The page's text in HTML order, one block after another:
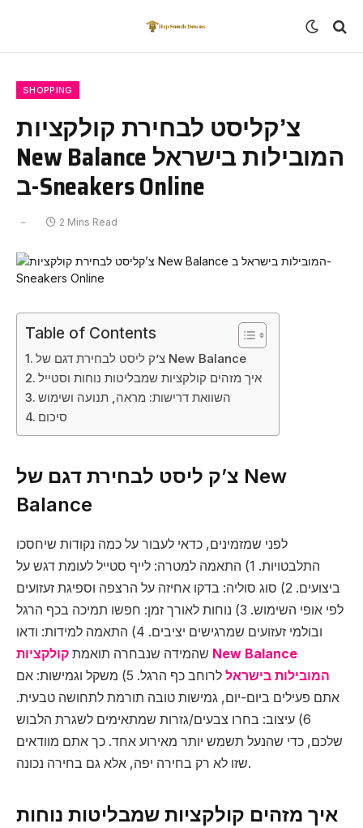
SHOPPING
צ’קליסט לבחירת קולקציות
New Balance המובילות בישראל
ב-Sneakers Online
2 Mins Read
Table of Contents
צ’ק ליסט לבחירת דגם של New Balance
איך מזהים קולקציות שמבליטות נוחות וסטייל
השוואת דרישות: מראה, תנועה ושימוש
סיכום
צ’ק ליסט לבחירת דגם של New
Balance
לפני שמזמינים, כדאי לעבור על כמה נקודות שיחסכו
התלבטויות. 1) התאמה למטרה: לייף סטייל לעומת דגש על
ביצועים. 2) סוג סוליה: בדקו אחיזה על הרצפה וספיגת זעזועים
לפי אופי השימוש. 3) נוחות לאורך זמן: חפשו תמיכה בכף הרגל
ובולמי זעזועים שמרגישים יציבים. 4) התאמה למידות: ודאו
שהמידה שנבחרה תואמת קולקציות New Balance
המובילות בישראל
לרוחב כף הרגל. 5) משקל וגמישות: אם
אתם פעילים ביום-יום, גמישות טובה תורמת לתחושה טבעית.
6) עיצוב: בחרו צבעים/גזרות שמתאימים לשגרת הלבוש
שלכם, כדי שהנעל תשמש יותר מאירוע אחד. כך אתם מוודאים
שזו לא רק בחירה יפה, אלא גם בחירה נכונה.
איך מזהים קולקציות שמבליטות נוחות